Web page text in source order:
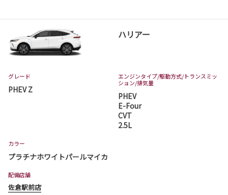
ハリアー
グレード
PHEV Z
エンジンタイプ/駆動方式/トランスミッ
ション/排気量
PHEV
E-Four
CVT
2.5L
カラー
プラチナホワイトパールマイカ
配備店舗
佐倉駅前店